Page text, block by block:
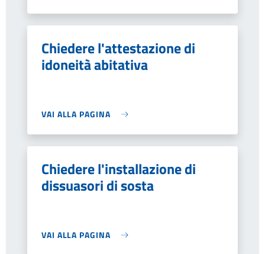
Chiedere l'attestazione di
idoneità abitativa
VAI ALLA PAGINA
Chiedere l'installazione di
dissuasori di sosta
VAI ALLA PAGINA